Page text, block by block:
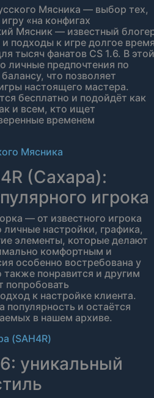
Мясника — выбор тех,
«на конфигах
Мясник — известный
подходы к игре долгое
тысяч фанатов CS 1.6. В этой
личные предпочтения по
что позволяет
настоящего мастера.
бесплатно и подойдёт как
и всем, кто ищет
временем
Мясника
(Сахара):
игрока
— от известного игрока
личные настройки, графика,
элементы, которые делают
комфортным и
особенно востребована у
также понравится и другим
попробовать
к настройке клиента.
и остаётся
в нашем архиве.
(SAH4R)
уникальный